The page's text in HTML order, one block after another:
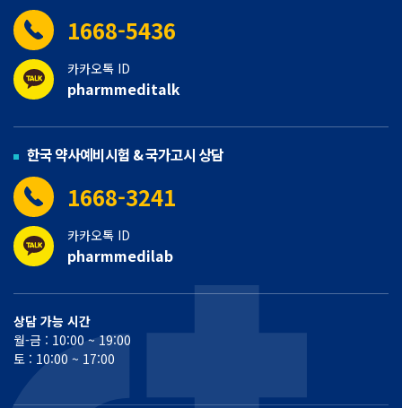
1668-5436
카카오톡 ID
pharmmeditalk
한국 약사예비시험 & 국가고시 상담
1668-3241
카카오톡 ID
pharmmedilab
상담 가능 시간
월-금 : 10:00 ~ 19:00
토 : 10:00 ~ 17:00